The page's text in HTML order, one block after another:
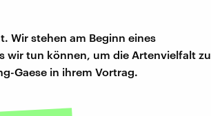
Wir stehen am Beginn eines
wir tun können, um die Artenvielfalt zu
Gaese in ihrem Vortrag.